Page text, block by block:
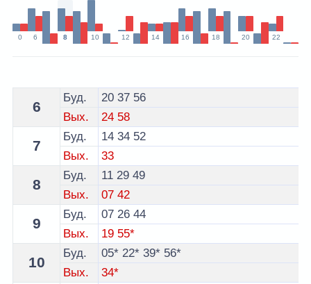
0 6 8 10 12 14 16 18 20 22
Расписание 3 троллейбуса Гродно - остановка Дом
6
Буд. 20 37 56
Вых.
24 58
7
Буд. 14 34 52
Вых.
33
8
Буд. 11 29 49
Вых.
07 42
9
Буд. 07 26 44
Вых.
19 55*
10
Буд. 05* 22* 39* 56*
Вых.
34*